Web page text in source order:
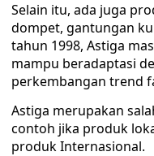
Selain itu, ada juga
dompet, gantungan
tahun 1998, Astiga
mampu beradaptasi
perkembangan trend
Astiga merupakan
contoh jika produk
produk Internasional.